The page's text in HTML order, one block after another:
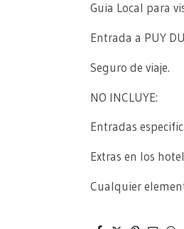
Guia Local para
Entrada a PUY
Seguro de viaje.
NO INCLUYE:
Entradas
Extras en los
Cualquier